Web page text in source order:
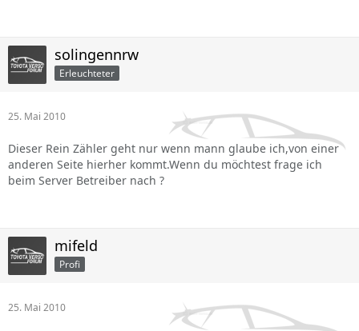
solingennrw
Erleuchteter
25. Mai 2010
Dieser Rein Zähler geht nur wenn mann glaube ich,von einer
anderen Seite hierher kommt.Wenn du möchtest frage ich
beim Server Betreiber nach ?
mifeld
Profi
25. Mai 2010